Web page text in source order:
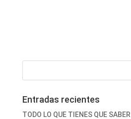
Entradas recientes
TODO LO QUE TIENES QUE